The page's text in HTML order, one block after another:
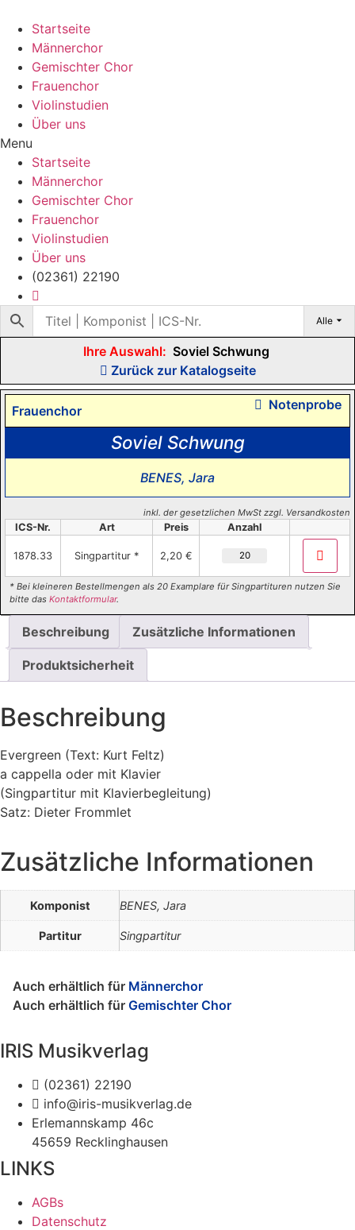
Startseite
Männerchor
Gemischter Chor
Frauenchor
Violinstudien
Über uns
Menu
Startseite
Männerchor
Gemischter Chor
Frauenchor
Violinstudien
Über uns
(02361) 22190
Alle
Ihre Auswahl: Soviel Schwung
Zurück zur Katalogseite
Frauenchor Notenprobe
Soviel Schwung
BENES, Jara
inkl. der gesetzlichen MwSt zzgl. Versandkosten
ICS-Nr. Art Preis Anzahl
1878.33 Singpartitur * 2,20 €
Soviel
Schwung
* Bei kleineren Bestellmengen als 20 Examplare für Singpartituren nutzen Sie
bitte dasKontaktformular.
Beschreibung Zusätzliche Informationen
Produktsicherheit
Beschreibung
Evergreen (Text: Kurt Feltz)
a cappella oder mit Klavier
(Singpartitur mit Klavierbegleitung)
Satz: Dieter Frommlet
Zusätzliche Informationen
Komponist BENES, Jara
Partitur Singpartitur
Auch erhältlich für Männerchor
Auch erhältlich für Gemischter Chor
IRIS Musikverlag
(02361) 22190
info@iris-musikverlag.de
Erlemannskamp 46c
45659 Recklinghausen
LINKS
AGBs
Datenschutz